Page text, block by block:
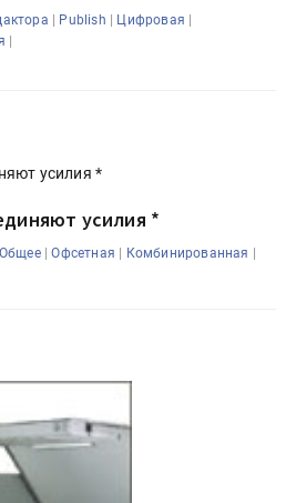
| Publish | Цифровая |
|
усилия *
Общее|Офсетная | Комбинированная |